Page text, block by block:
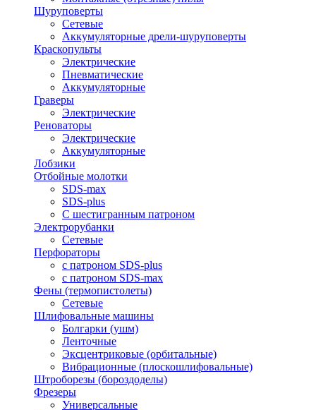
Шуруповерты
Сетевые
Аккумуляторные дрели-шуруповерты
Краскопульты
Электрические
Пневматические
Аккумуляторные
Граверы
Электрические
Реноваторы
Электрические
Аккумуляторные
Лобзики
Отбойные молотки
SDS-max
SDS-plus
С шестигранным патроном
Электрорубанки
Сетевые
Перфораторы
с патроном SDS-plus
с патроном SDS-max
Фены (термопистолеты)
Сетевые
Шлифовальные машины
Болгарки (ушм)
Ленточные
Эксцентриковые (орбитальные)
Вибрационные (плоскошлифовальные)
Штроборезы (бороздоделы)
Фрезеры
Универсальные